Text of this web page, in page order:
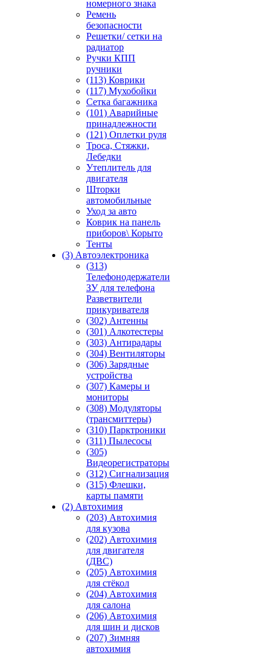
номерного знака
Ремень
безопасности
Решетки/ сетки на
радиатор
Ручки КПП
ручники
(113) Коврики
(117) Мухобойки
Сетка багажника
(101) Аварийные
принадлежности
(121) Оплетки руля
Троса, Стяжки,
Лебедки
Утеплитель для
двигателя
Шторки
автомобильные
Уход за авто
Коврик на панель
приборов\ Корыто
Тенты
(3) Автоэлектроника
(313)
Телефонодержатели
ЗУ для телефона
Разветвители
прикуривателя
(302) Антенны
(301) Алкотестеры
(303) Антирадары
(304) Вентиляторы
(306) Зарядные
устройства
(307) Камеры и
мониторы
(308) Модуляторы
(трансмиттеры)
(310) Парктроники
(311) Пылесосы
(305)
Видеорегистраторы
(312) Сигнализация
(315) Флешки,
карты памяти
(2) Автохимия
(203) Автохимия
для кузова
(202) Автохимия
для двигателя
(ДВС)
(205) Автохимия
для стёкол
(204) Автохимия
для салона
(206) Автохимия
для шин и дисков
(207) Зимняя
автохимия